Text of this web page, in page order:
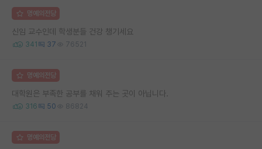
명예의전당
신임 교수인데 학생분들 건강 챙기세요
341 37 76521
명예의전당
대학원은 부족한 공부를 채워 주는 곳이 아닙니다.
316 50 86824
명예의전당